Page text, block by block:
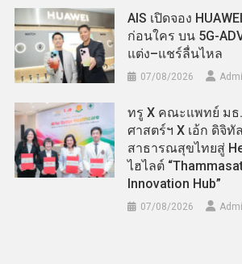
AIS เปิดจอง
ก่อนใคร บน 5G-
แต่ง–แชร์ลื่นไหล
07/08/2026
ทรู X คณะแพทย์ มธ
ศาสตร์ฯ X เอ้ก ดิจิทั
สาธารณสุขไทยสู่
ไฮไลต์
Innovation Hub”
07/08/2026